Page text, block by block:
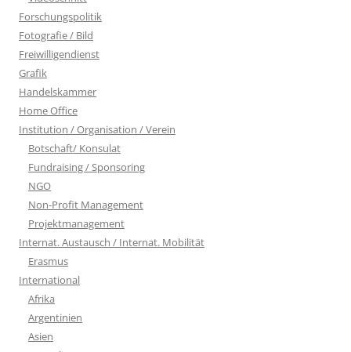
Forschungspolitik
Fotografie / Bild
Freiwilligendienst
Grafik
Handelskammer
Home Office
Institution / Organisation / Verein
Botschaft/ Konsulat
Fundraising / Sponsoring
NGO
Non-Profit Management
Projektmanagement
Internat. Austausch / Internat. Mobilität
Erasmus
International
Afrika
Argentinien
Asien